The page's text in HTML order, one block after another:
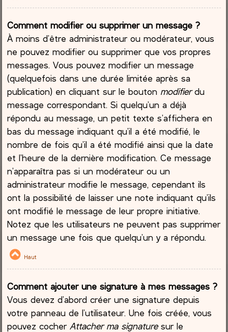
Comment modifier ou supprimer un message ?
À moins d’être administrateur ou modérateur, vous
ne pouvez modifier ou supprimer que vos propres
messages. Vous pouvez modifier un message
(quelquefois dans une durée limitée après sa
publication) en cliquant sur le bouton modifierdu
message correspondant. Si quelqu’un a déjà
répondu au message, un petit texte s’affichera en
bas du message indiquant qu’il a été modifié, le
nombre de fois qu’il a été modifié ainsi que la date
et l’heure de la dernière modification. Ce message
n’apparaîtra pas si un modérateur ou un
administrateur modifie le message, cependant ils
ont la possibilité de laisser une note indiquant qu’ils
ont modifié le message de leur propre initiative.
Notez que les utilisateurs ne peuvent pas supprimer
un message une fois que quelqu’un y a répondu.
Haut
Comment ajouter une signature à mes messages ?
Vous devez d’abord créer une signature depuis
votre panneau de l’utilisateur. Une fois créée, vous
pouvez cocherAttacher ma signaturesur le